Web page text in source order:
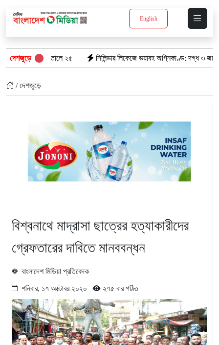
English
দেশজুড়ে
২৫ সিলিন্ডার লিকেজে ভয়াবহ অগ্নিকাণ্ড: দগ্ধ ৩ জনের অবস্থা
/ দেশজুড়ে
বিশ্বনাথে মাদ্রাসা ছাত্রের হত্যাকারীদের
গ্রেফতারের দাবিতে মানববন্ধন
বাংলাদেশ মিডিয়া প্রতিবেদক
শনিবার, ১৭ অক্টোবর ২০২০ ২৭৫ বার পঠিত